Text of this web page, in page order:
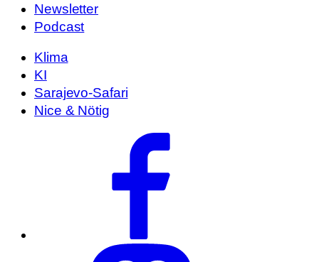
Newsletter
Podcast
Klima
KI
Sarajevo-Safari
Nice & Nötig